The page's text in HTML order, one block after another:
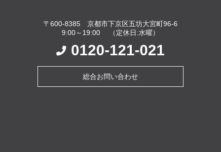
〒600-8385 京都市下京区五坊大宮町96-6
9:00～19:00 （定休日:水曜）
0120-121-021
総合お問い合わせ